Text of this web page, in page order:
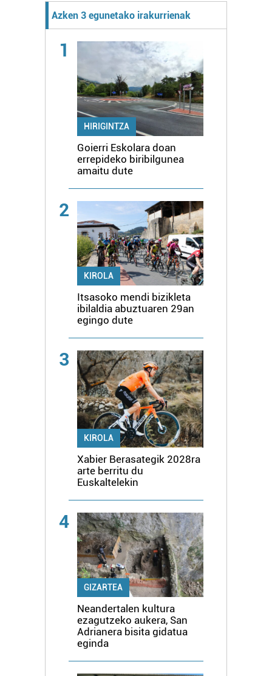
Azken 3 egunetako irakurrienak
1
HIRIGINTZA
Goierri Eskolara doan
errepideko biribilgunea
amaitu dute
2
KIROLA
Itsasoko mendi bizikleta
ibilaldia abuztuaren 29an
egingo dute
3
KIROLA
Xabier Berasategik 2028ra
arte berritu du
Euskaltelekin
4
GIZARTEA
Neandertalen kultura
ezagutzeko aukera, San
Adrianera bisita gidatua
eginda